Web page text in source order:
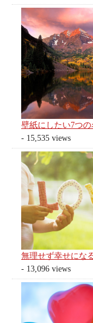
壁紙にしたい7つの
- 15,535 views
無理せず幸せにな
- 13,096 views